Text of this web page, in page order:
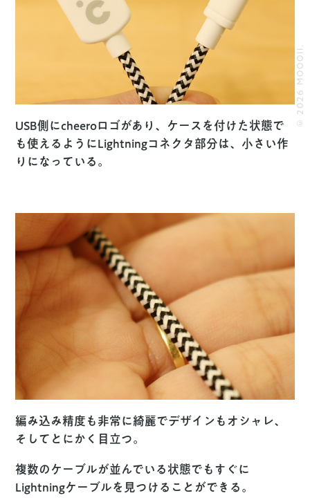
USB側にcheeroロゴがあり、ケースを付けた状態で
も使えるようにLightningコネクタ部分は、小さい作
りになっている。
編み込み精度も非常に綺麗でデザインもオシャレ、
そしてとにかく目立つ。
複数のケーブルが並んでいる状態でもすぐに
Lightningケーブルを見つけることができる。
© 2026 MOOOII.